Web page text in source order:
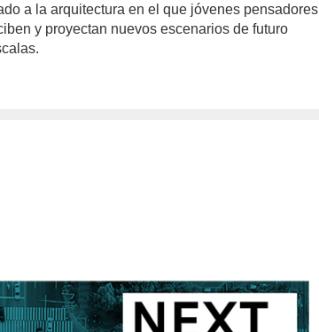
a la arquitectura en el que jóvenes pensadores
y proyectan nuevos escenarios de futuro
redaccion/